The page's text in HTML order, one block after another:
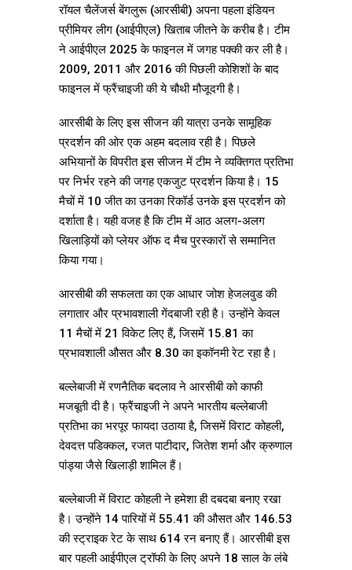
रॉयल चैलेंजर्स बेंगलुरू (आरसीबी) अपना पहला इंडियन
प्रीमियर लीग (आईपीएल) खिताब जीतने के करीब है। टीम
ने आईपीएल 2025 के फाइनल में जगह पक्की कर ली है।
2009, 2011 और 2016 की पिछली कोशिशों के बाद
फाइनल में फ्रैंचाइजी की ये चौथी मौजूदगी है।
आरसीबी के लिए इस सीजन की यात्रा उनके सामूहिक
प्रदर्शन की ओर एक अहम बदलाव रही है। पिछले
अभियानों के विपरीत इस सीजन में टीम ने व्यक्तिगत प्रतिभा
पर निर्भर रहने की जगह एकजुट प्रदर्शन किया है। 15
मैचों में 10 जीत का उनका रिकॉर्ड उनके इस प्रदर्शन को
दर्शाता है। यही वजह है कि टीम में आठ अलग-अलग
खिलाड़ियों को प्लेयर ऑफ द मैच पुरस्कारों से सम्मानित
किया गया।
आरसीबी की सफलता का एक आधार जोश हेजलवुड की
लगातार और प्रभावशाली गेंदबाजी रही है। उन्होंने केवल
11 मैचों में 21 विकेट लिए हैं, जिसमें 15.81 का
प्रभावशाली औसत और 8.30 का इकॉनमी रेट रहा है।
बल्लेबाजी में रणनैतिक बदलाव ने आरसीबी को काफी
मजबूती दी है। फ्रैंचाइजी ने अपने भारतीय बल्लेबाजी
प्रतिभा का भरपूर फायदा उठाया है, जिसमें विराट कोहली,
देवदत्त पडिक्कल, रजत पाटीदार, जितेश शर्मा और क्रुणाल
पांड्या जैसे खिलाड़ी शामिल हैं।
बल्लेबाजी में विराट कोहली ने हमेशा ही दबदबा बनाए रखा
है। उन्होंने 14 पारियों में 55.41 की औसत और 146.53
की स्ट्राइक रेट के साथ 614 रन बनाए हैं। आरसीबी इस
बार पहली आईपीएल ट्रॉफी के लिए अपने 18 साल के लंबे